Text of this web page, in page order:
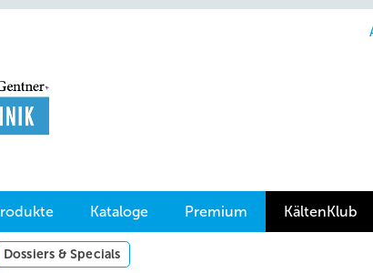
Kataloge Premium KältenKlub
Dossiers & Specials